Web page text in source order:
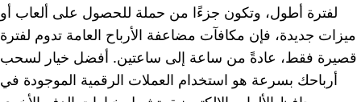
لفترة أطول، وتكون جزءًا من حملة للحصول على ألعاب أو
ميزات جديدة، فإن مكافآت مضاعفة الأرباح العامة تدوم لفترة
قصيرة فقط، عادةً من ساعة إلى ساعتين. أفضل خيار لسحب
أرباحك بسرعة هو استخدام العملات الرقمية الموجودة في